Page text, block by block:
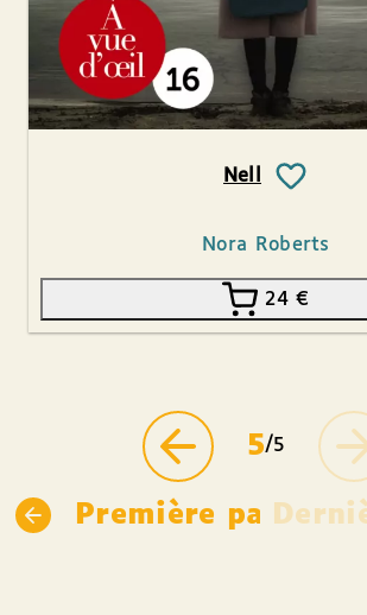
Nell
Nora Roberts
24€
Première page
5/5